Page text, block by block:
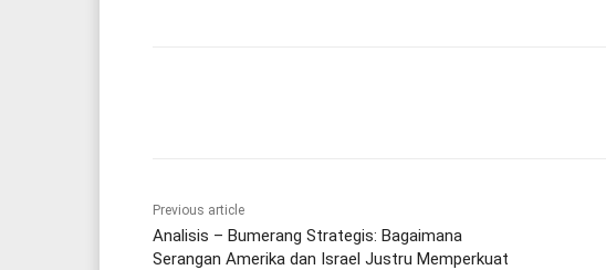
Previous article
Analisis – Bumerang Strategis: Bagaimana
Serangan Amerika dan Israel Justru Memperkuat